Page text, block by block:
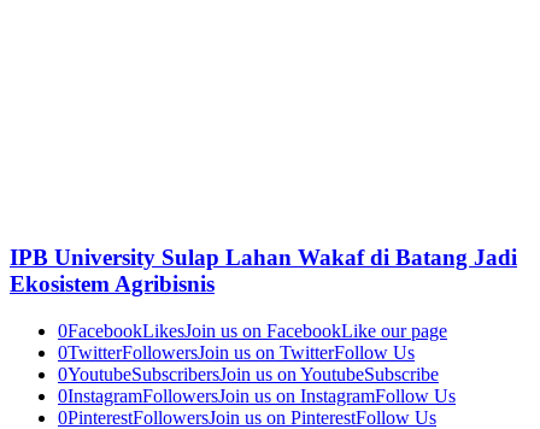
IPB University Sulap Lahan Wakaf di Batang Jadi
Ekosistem Agribisnis
0FacebookLikesJoin us on FacebookLike our page
0TwitterFollowersJoin us on TwitterFollow Us
0YoutubeSubscribersJoin us on YoutubeSubscribe
0InstagramFollowersJoin us on InstagramFollow Us
0PinterestFollowersJoin us on PinterestFollow Us